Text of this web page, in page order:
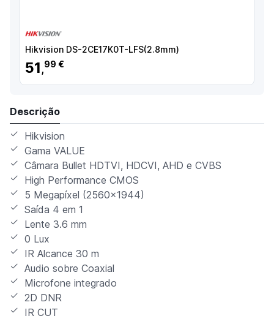
Hikvision DS-2CE17K0T-LFS(2.8mm)
51 ,99 €
Descrição
Hikvision
Gama VALUE
Câmara Bullet HDTVI, HDCVI, AHD e CVBS
High Performance CMOS
5 Megapíxel (2560x1944)
Saída 4 em 1
Lente 3.6 mm
0 Lux
IR Alcance 30 m
Audio sobre Coaxial
Microfone integrado
2D DNR
IR CUT